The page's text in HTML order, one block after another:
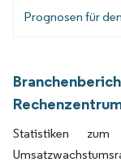
Prognosen für
Statistiken